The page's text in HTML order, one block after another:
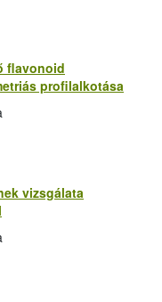
flavonoid
profilalkotása
vizsgálata